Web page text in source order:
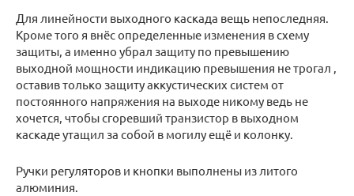
Для линейности выходного каскада вещь непоследняя.
Кроме того я внёс определенные изменения в схему
защиты, а именно убрал защиту по превышению
выходной мощности индикацию превышения не трогал ,
оставив только защиту аккустических систем от
постоянного напряжения на выходе никому ведь не
хочется, чтобы сгоревший транзистор в выходном
каскаде утащил за собой в могилу ещё и колонку.
Ручки регуляторов и кнопки выполнены из литого
алюминия.